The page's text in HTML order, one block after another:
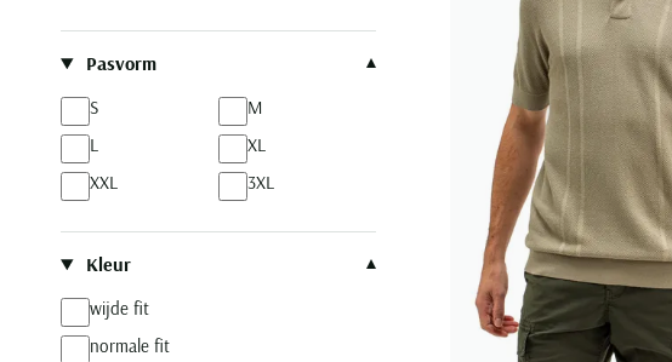
Pasvorm
S
M
L
XL
XXL
3XL
Kleur
wijde fit
normale fit